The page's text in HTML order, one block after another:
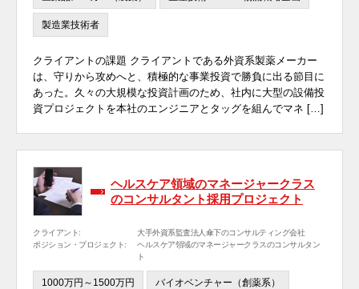
製造業技術者
クライアントの課題 クライアントである外資系製薬メーカー
は、守りから攻めへと、積極的な事業投資で勝負に出る節目に
あった。久々の大規模な投資計画のため、社内に大型の設備投
資プロジェクトを本社のエンジニアとタッグを組んでマネ […]
ヘルスケア領域のマネージャークラス
のコンサルタント採用プロジェクト
クライアント:
大手外資系監査法人傘下のコンサルティング会社
ポジション・プロジェクト:
ヘルスケア領域のマネージャークラスのコンサルタン
ト
1000万円～1500万円 バイオベンチャー（創薬系）